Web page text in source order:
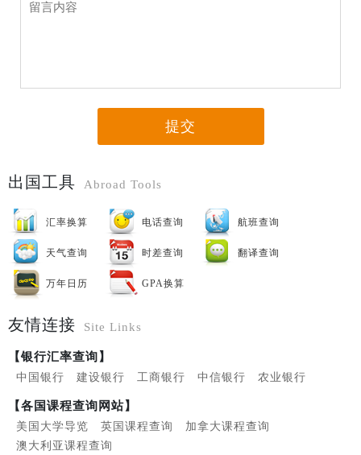
提交
出国工具 Abroad Tools
汇率换算 电话查询 航班查询
天气查询 时差查询 翻译查询
万年日历 GPA换算
友情连接 Site Links
【银行汇率查询】
中国银行 建设银行 工商银行 中信银行 农业银行
【各国课程查询网站】
美国大学导览 英国课程查询
加拿大课程查询
澳大利亚课程查询